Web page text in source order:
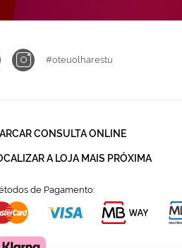
#oteuolharestu
CONSULTA ONLINE
A LOJA MAIS PRÓXIMA
de Pagamento: